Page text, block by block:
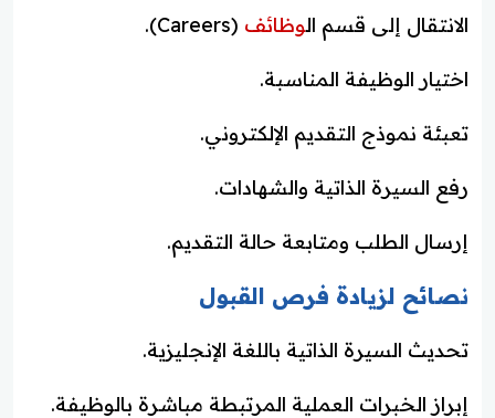
الانتقال إلى قسم الوظائف (Careers).
اختيار الوظيفة المناسبة.
تعبئة نموذج التقديم الإلكتروني.
رفع السيرة الذاتية والشهادات.
إرسال الطلب ومتابعة حالة التقديم.
نصائح لزيادة فرص القبول
تحديث السيرة الذاتية باللغة الإنجليزية.
إبراز الخبرات العملية المرتبطة مباشرة بالوظيفة.